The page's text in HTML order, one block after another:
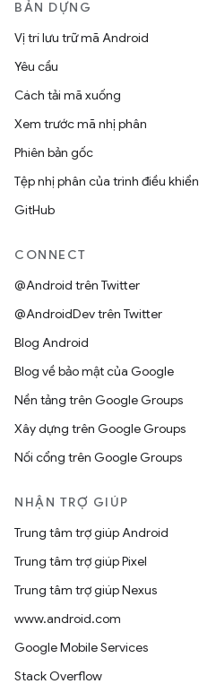
BẢN DỰNG
Vị trí lưu trữ mã Android
Yêu cầu
Cách tải mã xuống
Xem trước mã nhị phân
Phiên bản gốc
Tệp nhị phân của trình điều khiển
GitHub
CONNECT
@Android trên Twitter
@AndroidDev trên Twitter
Blog Android
Blog về bảo mật của Google
Nền tảng trên Google Groups
Xây dựng trên Google Groups
Nối cổng trên Google Groups
NHẬN TRỢ GIÚP
Trung tâm trợ giúp Android
Trung tâm trợ giúp Pixel
Trung tâm trợ giúp Nexus
www.android.com
Google Mobile Services
Stack Overflow